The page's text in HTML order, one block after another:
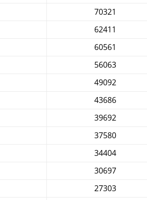
70321
62411
60561
56063
49092
43686
39692
37580
34404
30697
27303